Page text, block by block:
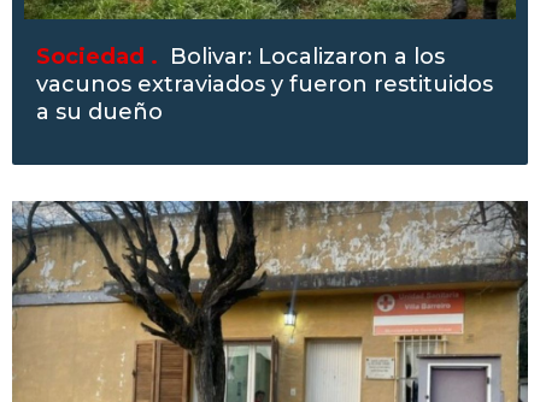
Sociedad . Bolivar: Localizaron a los
vacunos extraviados y fueron restituidos
a su dueño